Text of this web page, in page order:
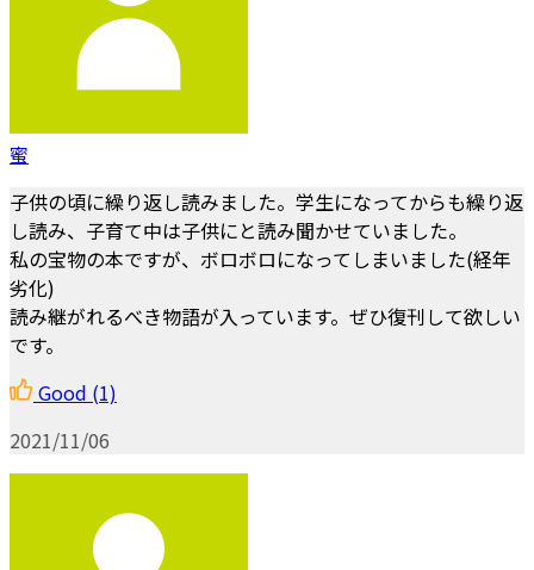
蜜
子供の頃に繰り返し読みました。学生になってからも繰り返
し読み、子育て中は子供にと読み聞かせていました。
私の宝物の本ですが、ボロボロになってしまいました(経年
劣化)
読み継がれるべき物語が入っています。ぜひ復刊して欲しい
です。
Good (1)
2021/11/06